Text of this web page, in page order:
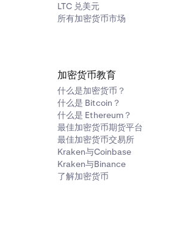
LTC 兑美元
所有加密货币市场
加密货币教育
什么是加密货币？
什么是 Bitcoin？
什么是 Ethereum？
最佳加密货币期货平台
最佳加密货币交易所
Kraken与Coinbase
Kraken与Binance
了解加密货币